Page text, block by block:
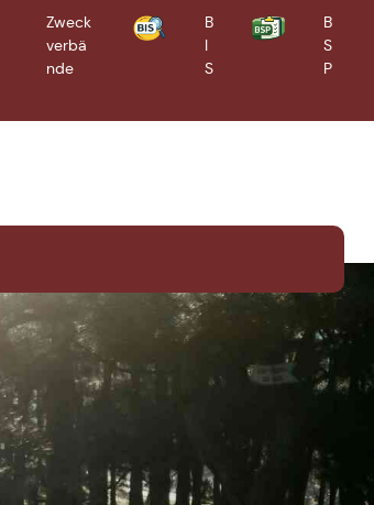
Zweck
verbä
nde
B
I
S
Bürgerinformationssyste
B
S
P
Bürgerserviceportal